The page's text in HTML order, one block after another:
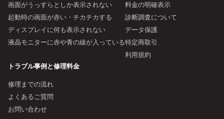
画面がうっすらとしか表示されない
起動時の画面が赤い・チカチカする
ディスプレイに何も表示されない
液晶モニターに赤や青の線が入っている
料金の明確表示
診断調査について
データ保護
特定商取引
利用規約
トラブル事例と修理料金
修理までの流れ
よくあるご質問
お問い合わせ